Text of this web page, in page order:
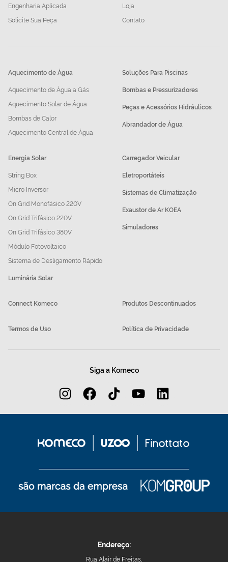
Engenharia Aplicada
Solicite Sua Peça
Loja
Contato
Aquecimento de Água
Aquecimento de Água a Gás
Aquecimento Solar de Água
Bombas de Calor
Aquecimento Central de Água
Soluções Para Piscinas
Bombas e Pressurizadores
Peças e Acessórios Hidráulicos
Abrandador de Água
Energia Solar
String Box
Micro Inversor
On Grid Monofásico 220V
On Grid Trifásico 220V
On Grid Trifásico 380V
Módulo Fotovoltaico
Sistema de Desligamento Rápido
Luminária Solar
Carregador Veicular
Eletroportáteis
Sistemas de Climatização
Exaustor de Ar KOEA
Simuladores
Connect Komeco Produtos Descontinuados
Termos de Uso Política de Privacidade
Siga a Komeco
Endereço:
Rua Alair de Freitas,